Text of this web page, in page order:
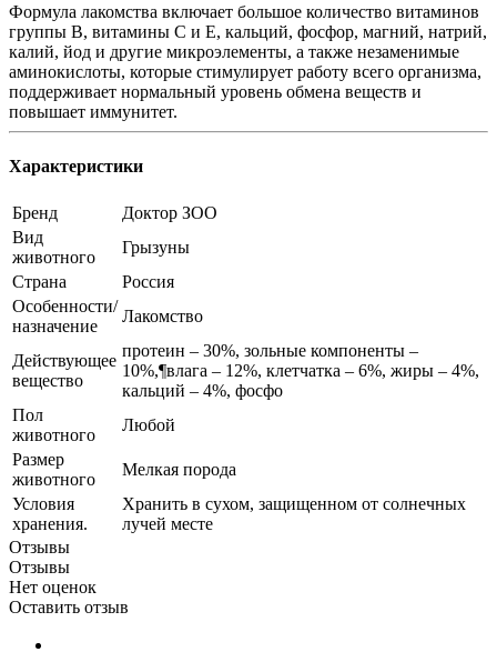
Формула лакомства включает большое количество витаминов
группы В, витамины С и Е, кальций, фосфор, магний, натрий,
калий, йод и другие микроэлементы, а также незаменимые
аминокислоты, которые стимулирует работу всего организма,
поддерживает нормальный уровень обмена веществ и
повышает иммунитет.
Характеристики
Бренд
Доктор ЗОО
Вид
животного
Грызуны
Страна
Россия
Особенности/
назначение
Лакомство
Действующее
вещество
протеин – 30%, зольные компоненты –
10%,¶влага – 12%, клетчатка – 6%, жиры – 4%,
кальций – 4%, фосфо
Пол
животного
Любой
Размер
животного
Мелкая порода
Условия
хранения.
Хранить в сухом, защищенном от солнечных
лучей месте
Отзывы
Отзывы
Нет оценок
Оставить отзыв